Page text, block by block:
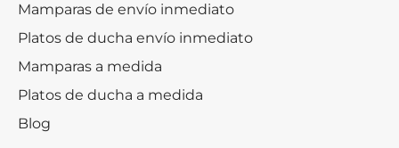
Mamparas de envío inmediato
Platos de ducha envío inmediato
Mamparas a medida
Platos de ducha a medida
Blog